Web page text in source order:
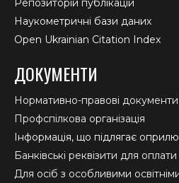
Репозиторій публікацій
Наукометричні бази даних
Open Ukrainian Citation Index
ДОКУМЕНТИ
Нормативно-правові документи
Профспілкова організація
Інформація, що підлягає
Банківські реквізити для
Для осіб з особливими